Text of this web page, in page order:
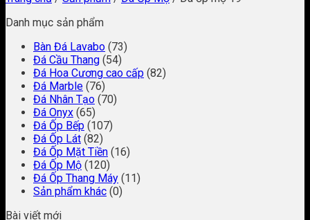
Danh mục sản phẩm
Bàn Đá Lavabo (73)
Đá Cầu Thang (54)
Đá Hoa Cương cao cấp (82)
Đá Marble (76)
Đá Nhân Tạo (70)
Đá Onyx (65)
Đá Ốp Bếp (107)
Đá Ốp Lát (82)
Đá Ốp Mặt Tiền (16)
Đá Ốp Mộ (120)
Đá Ốp Thang Máy (11)
Sản phẩm khác (0)
Bài viết mới